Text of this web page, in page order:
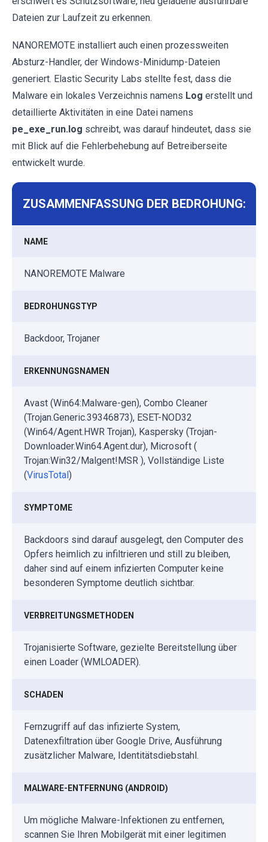
Dateien zur Laufzeit zu erkennen.
NANOREMOTE installiert auch einen prozessweiten
Absturz-Handler, der Windows-Minidump-Dateien
generiert. Elastic Security Labs stellte fest, dass die
Malware ein lokales Verzeichnis namens Log erstellt und
detaillierte Aktivitäten in eine Datei namens
pe_exe_run.log schreibt, was darauf hindeutet, dass sie
mit Blick auf die Fehlerbehebung auf Betreiberseite
entwickelt wurde.
ZUSAMMENFASSUNG DER BEDROHUNG:
NAME
NANOREMOTE Malware
BEDROHUNGSTYP
Backdoor, Trojaner
ERKENNUNGSNAMEN
Avast (Win64:Malware-gen), Combo Cleaner
(Trojan.Generic.39346873), ESET-NOD32
(Win64/Agent.HWR Trojan), Kaspersky (Trojan-
Downloader.Win64.Agent.dur), Microsoft (
Trojan:Win32/Malgent!MSR ), Vollständige Liste
(VirusTotal)
SYMPTOME
Backdoors sind darauf ausgelegt, den Computer des
Opfers heimlich zu infiltrieren und still zu bleiben,
daher sind auf einem infizierten Computer keine
besonderen Symptome deutlich sichtbar.
VERBREITUNGSMETHODEN
Trojanisierte Software, gezielte Bereitstellung über
einen Loader (WMLOADER).
SCHADEN
Fernzugriff auf das infizierte System,
Datenexfiltration über Google Drive, Ausführung
zusätzlicher Malware, Identitätsdiebstahl.
MALWARE-ENTFERNUNG (ANDROID)
Um mögliche Malware-Infektionen zu entfernen,
scannen Sie Ihren Mobilgerät mit einer legitimen